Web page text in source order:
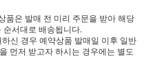
품은 발매 전 미리 주문을 받아 해당
서대로 배송됩니다.
신 경우 예약상품 발매일 이후 일반
먼저 받고자 하시는 경우에는 별도